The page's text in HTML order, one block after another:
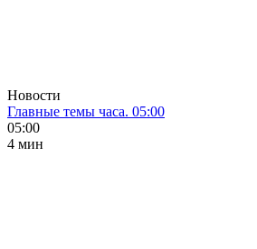
Новости
Главные темы часа. 05:00
05:00
4 мин